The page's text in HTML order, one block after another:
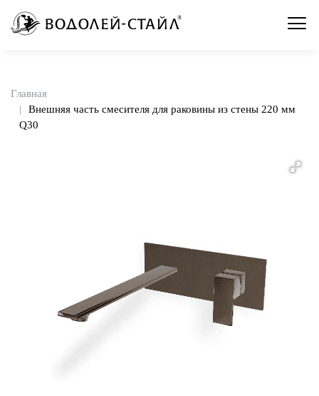
Главная
Внешняя часть смесителя для раковины из стены 220 мм
Q30